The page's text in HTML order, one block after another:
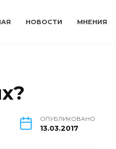
НОВОСТИ МНЕНИЯ
ОПУБЛИКОВАНО
13.03.2017